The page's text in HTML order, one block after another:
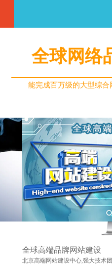
全球网络
能完成百万级的大型综
全球高端品牌网站建设
北京高端网站建设中心,强大技术